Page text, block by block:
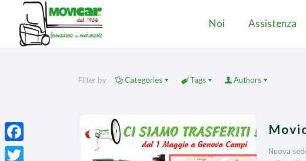
Noi Assistenza
Filter by Categories Tags Authors
Nuova
Facebook